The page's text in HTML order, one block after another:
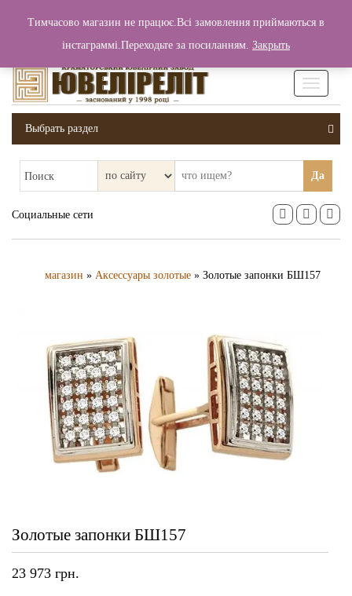
Вход / Регистрация 0 грн.
Выбрать раздел
Поиск Да
Социальные сети
магазин » Аксессуары золотые » Золотые запонки БШ157
Золотые запонки БШ157
23 973 грн.
Тимчасово магазин не працює.Всі замовлення приймаються в
інстаграммі.Переходьте за посиланням. Закрыть